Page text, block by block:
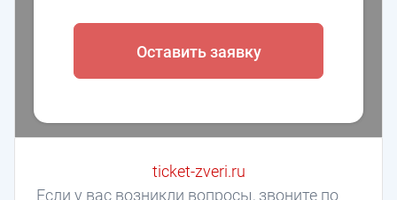
Оставить заявку
Если у вас возникли вопросы, звоните по
ticket-zveri.ru